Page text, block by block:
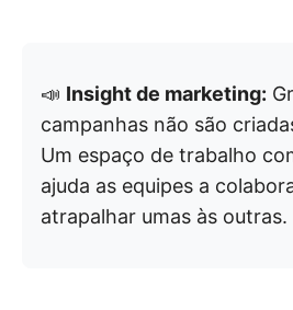
📣 Insight de marketing:
campanhas não são
Um espaço de trabalho
ajuda as equipes a
atrapalhar umas às outras.